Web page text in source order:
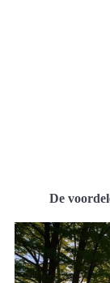
De